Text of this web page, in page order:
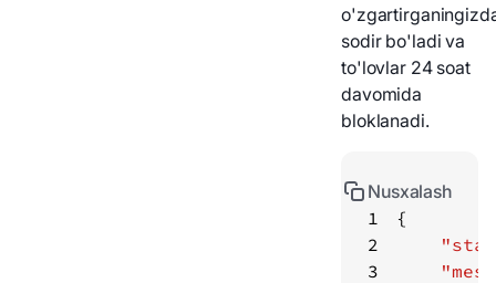
sodir bo'ladi va
to'lovlar 24 soat
davomida
bloklanadi.
1
2
3
Nusxalash